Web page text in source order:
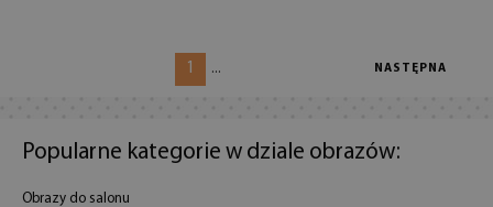
1 ... NASTĘPNA
Popularne kategorie w dziale obrazów:
Obrazy do salonu